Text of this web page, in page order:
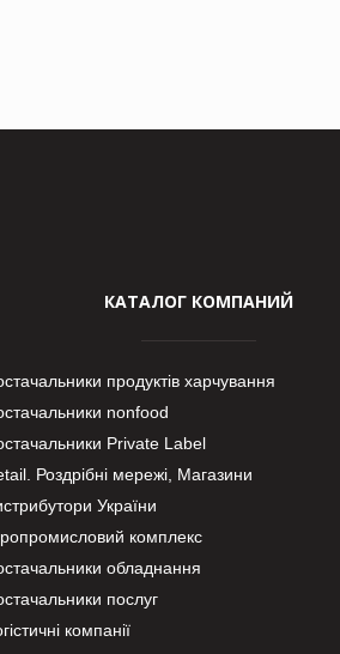
КАТАЛОГ КОМПАНИЙ
продуктів харчування
nonfood
Private Label
Роздрібні мережі, Магазини
України
комплекс
обладнання
послуг
компанії